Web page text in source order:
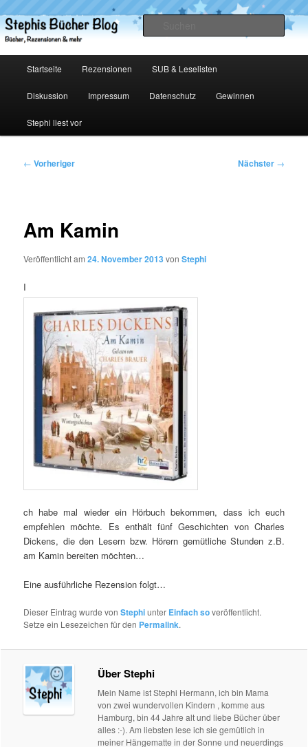
primären
Inhalt
Stephis Bücher Blog
Startseite Rezensionen SUB & Leselisten
Diskussion Impressum Datenschutz Gewinnen
Stephi liest vor
Beitragsnavigation
← Vorheriger Nächster →
Am Kamin
Veröffentlicht am24. November 2013 vonStephi
I
ch habe mal wieder ein Hörbuch bekommen, dass ich euch
empfehlen möchte. Es enthält fünf Geschichten von Charles
Dickens, die den Lesern bzw. Hörern gemütliche Stunden z.B.
am Kamin bereiten möchten…
Eine ausführliche Rezension folgt…
Dieser Eintrag wurde vonStephiunter Einfach soveröffentlicht.
Setze ein Lesezeichen für den Permalink.
Über Stephi
Mein Name ist Stephi Hermann, ich bin Mama
von zwei wundervollen Kindern , komme aus
Hamburg, bin 44 Jahre alt und liebe Bücher über
alles :-). Am liebsten lese ich sie gemütlich in
meiner Hängematte in der Sonne und neuerdings